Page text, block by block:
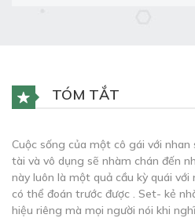
TÓM TẮT
Cuộc sống của một cô gái với
tài và vô dụng sẽ nhàm chán đến
này luôn là một quả cầu kỳ quái
có thể đoán trước được . Set- kẻ
hiệu riêng mà mọi người nói khi